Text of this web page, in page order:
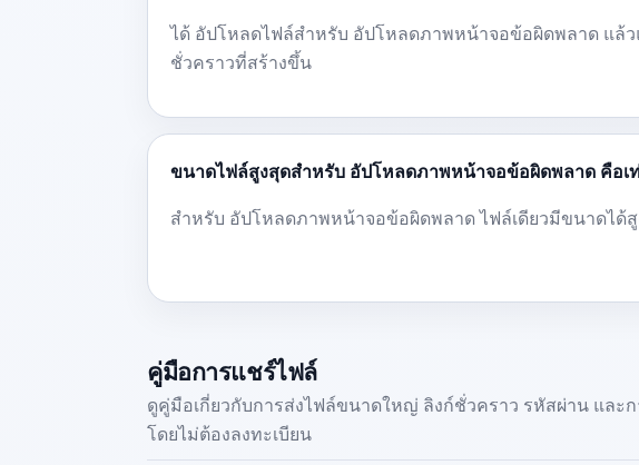
ได้ อัปโหลดไฟล์สำหรับ อัปโหลดภาพหน้าจอข้อผิดพลาด แล้
ชั่วคราวที่สร้างขึ้น
ขนาดไฟล์สูงสุดสำหรับ อัปโหลดภาพหน้าจอข้อผิดพลาด คือเ
สำหรับ อัปโหลดภาพหน้าจอข้อผิดพลาด ไฟล์เดียวมีขนาดได้สู
คู่มือการแชร์ไฟล์
ดูคู่มือเกี่ยวกับการส่งไฟล์ขนาดใหญ่ ลิงก์ชั่วคราว รหัสผ่าน และ
โดยไม่ต้องลงทะเบียน